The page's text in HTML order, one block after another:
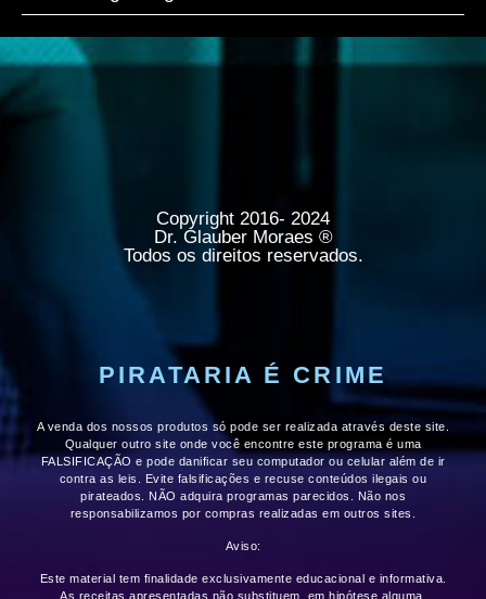
Copyright 2016- 2024
Dr. Glauber Moraes ®
Todos os direitos reservados.
PIRATARIA É CRIME
A venda dos nossos produtos só pode ser realizada através deste site.
Qualquer outro site onde você encontre este programa é uma
FALSIFICAÇÃO e pode danificar seu computador ou celular além de ir
contra as leis. Evite falsificações e recuse conteúdos ilegais ou
pirateados. NÃO adquira programas parecidos. Não nos
responsabilizamos por compras realizadas em outros sites.
Aviso:
Este material tem finalidade exclusivamente educacional e informativa
As receitas apresentadas não substituem, em hipótese alguma,